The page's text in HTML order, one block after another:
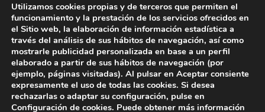
Genética Diagnóstica
Farmacogenética
© 2023 Euroespes. All rights reserved.Aviso Legal|Política de Privacidad
Utilizamos cookies propias y de terceros que permiten el
funcionamiento y la prestación de los servicios ofrecidos en
el Sitio web, la elaboración de información estadística a
través del análisis de sus hábitos de navegación, así como
mostrarle publicidad personalizada en base a un perfil
elaborado a partir de sus hábitos de navegación (por
ejemplo, páginas visitadas). Al pulsar en Aceptar consiente
expresamente el uso de todas las cookies. Si desea
rechazarlas o adaptar su configuración, pulse en
Configuración de cookies. Puede obtener más información